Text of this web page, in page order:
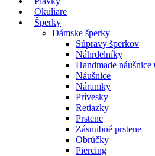
Okuliare
Šperky
Dámske šperky
Súpravy šperkov
Náhrdelníky
Handmade
Náušnice
Náramky
Prívesky
Retiazky
Prstene
Zásnubné prstene
Obrúčky
Piercing